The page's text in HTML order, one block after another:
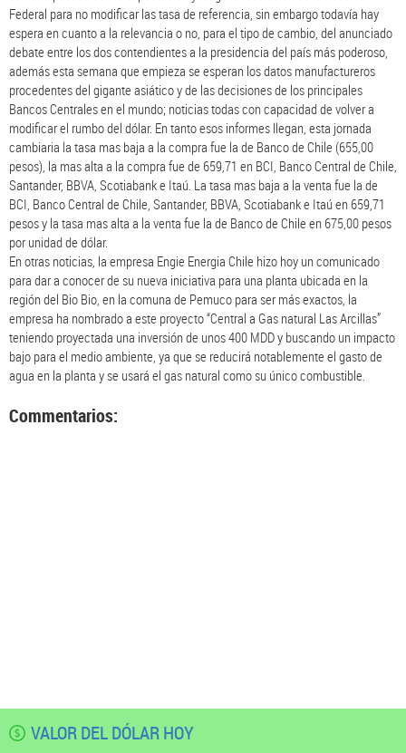
Federal para no modificar las tasa de referencia, sin embargo todavía hay
espera en cuanto a la relevancia o no, para el tipo de cambio, del anunciado
debate entre los dos contendientes a la presidencia del país más poderoso,
además esta semana que empieza se esperan los datos manufactureros
procedentes del gigante asiático y de las decisiones de los principales
Bancos Centrales en el mundo; noticias todas con capacidad de volver a
modificar el rumbo del dólar. En tanto esos informes llegan, esta jornada
cambiaria la tasa mas baja a la compra fue la de Banco de Chile (655,00
pesos), la mas alta a la compra fue de 659,71 en BCI, Banco Central de Chile,
Santander, BBVA, Scotiabank e Itaú. La tasa mas baja a la venta fue la de
BCI, Banco Central de Chile, Santander, BBVA, Scotiabank e Itaú en 659,71
pesos y la tasa mas alta a la venta fue la de Banco de Chile en 675,00 pesos
por unidad de dólar.
En otras noticias, la empresa Engie Energia Chile hizo hoy un comunicado
para dar a conocer de su nueva iniciativa para una planta ubicada en la
región del Bio Bio, en la comuna de Pemuco para ser más exactos, la
empresa ha nombrado a este proyecto “Central a Gas natural Las Arcillas”
teniendo proyectada una inversión de unos 400 MDD y buscando un impacto
bajo para el medio ambiente, ya que se reducirá notablemente el gasto de
agua en la planta y se usará el gas natural como su único combustible.
Commentarios:
VALOR DEL DÓLAR HOY